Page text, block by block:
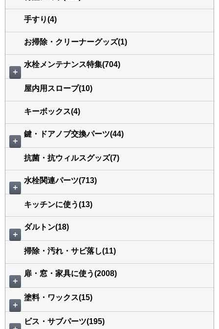
手すり(4)
お掃除・クリーナーグッズ(1)
＋
水栓メンテナンス特集(704)
屋内用スロープ(10)
キーボックス(4)
＋
鍵・ドアノブ交換パーツ(44)
抗菌・抗ウィルスグッズ(7)
＋
水栓関連パーツ(713)
キッチンに使う(13)
＋
ダルトン(18)
掃除・汚れ・サビ落し(11)
＋
扉・窓・家具に使う(2008)
＋
塗料・ワックス(15)
ビス・サブパーツ(195)